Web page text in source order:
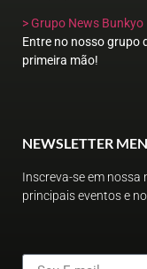
> Grupo News Bunkyo
Entre no nosso grupo
primeira mão!
NEWSLETTER
Inscreva-se em nossa
principais eventos e